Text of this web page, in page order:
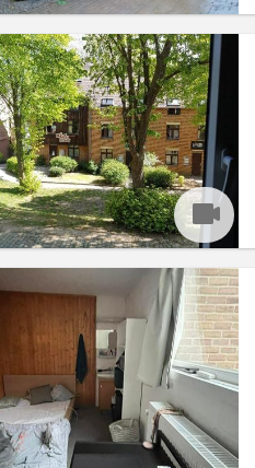
Info
350 €
10 €
Summer vacation, monthly
No
Info
390 €
62 €
Summer vacation
No